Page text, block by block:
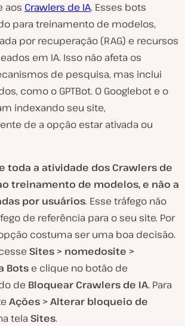
aos Crawlers de IA. Esses bots
para treinamento de modelos,
por recuperação (RAG) e recursos
em IA. Isso não afeta os
de pesquisa, mas inclui
como o GPTBot. O Googlebot e o
indexando seu site,
de a opção estar ativada ou
toda a atividade dos Crawlers de
treinamento de modelos, e não a
por usuários. Esse tráfego não
de referência para o seu site. Por
costuma ser uma boa decisão.
Sites > nomedosite >
Bots e clique no botão de
de Bloquear Crawlers de IA. Para
Ações > Alterar bloqueio de
tela Sites.